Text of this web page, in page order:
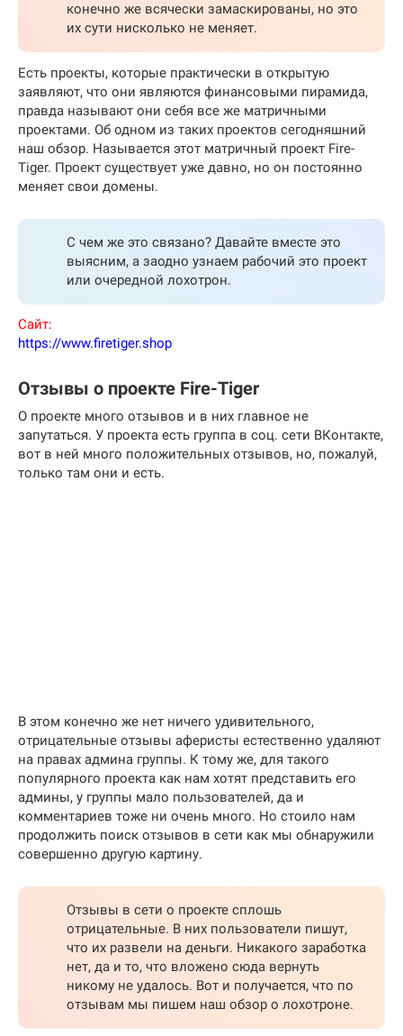
конечно же всячески замаскированы, но это
их сути нисколько не меняет.
Есть проекты, которые практически в открытую
заявляют, что они являются финансовыми пирамида,
правда называют они себя все же матричными
проектами. Об одном из таких проектов сегодняшний
наш обзор. Называется этот матричный проект Fire-
Tiger. Проект существует уже давно, но он постоянно
меняет свои домены.
С чем же это связано? Давайте вместе это
выясним, а заодно узнаем рабочий это проект
или очередной лохотрон.
Сайт:
https://www.firetiger.shop
Отзывы о проекте Fire-Tiger
О проекте много отзывов и в них главное не
запутаться. У проекта есть группа в соц. сети ВКонтакте,
вот в ней много положительных отзывов, но, пожалуй,
только там они и есть.
В этом конечно же нет ничего удивительного,
отрицательные отзывы аферисты естественно удаляют
на правах админа группы. К тому же, для такого
популярного проекта как нам хотят представить его
админы, у группы мало пользователей, да и
комментариев тоже ни очень много. Но стоило нам
продолжить поиск отзывов в сети как мы обнаружили
совершенно другую картину.
Отзывы в сети о проекте сплошь
отрицательные. В них пользователи пишут,
что их развели на деньги. Никакого заработка
нет, да и то, что вложено сюда вернуть
никому не удалось. Вот и получается, что по
отзывам мы пишем наш обзор о лохотроне.